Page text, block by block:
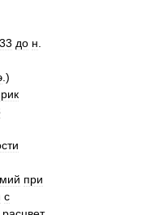
33 до н
.)
при
с